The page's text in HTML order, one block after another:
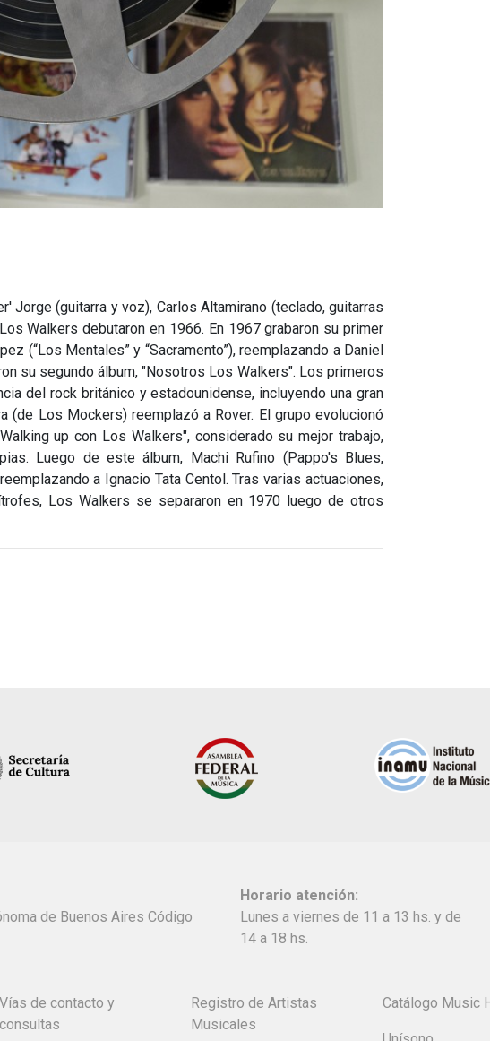
Jorge (guitarra y voz), Carlos Altamirano (teclado, guitarras
Walkers debutaron en 1966. En 1967 grabaron su primer
(“Los Mentales” y “Sacramento”), reemplazando a Daniel
su segundo álbum, "Nosotros Los Walkers". Los primeros
del rock británico y estadounidense, incluyendo una gran
(de Los Mockers) reemplazó a Rover. El grupo evolucionó
up con Los Walkers", considerado su mejor trabajo,
Luego de este álbum, Machi Rufino (Pappo's Blues,
a Ignacio Tata Centol. Tras varias actuaciones,
Los Walkers se separaron en 1970 luego de otros
de Buenos Aires Código
Horario atención:
Lunes a viernes de 11 a 13 hs. y de
14 a 18 hs.
Vías de contacto y
consultas
Registro de Artistas
Musicales
Catálogo Music